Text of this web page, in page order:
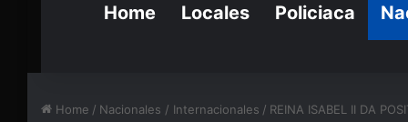
Home Locales Policiaca
Home / Nacionales / Internacionales / REINA ISABEL II DA